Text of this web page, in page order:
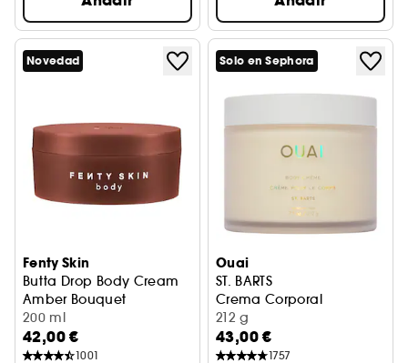
Novedad
Fenty Skin
Butta Drop Body Cream
Amber Bouquet
Tratamiento corporal hidratante
200 ml
42,00 €
1001
Solo en Sephora
Ouai
ST. BARTS
Crema Corporal
212 g
43,00 €
1757